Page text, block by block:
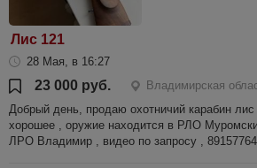
Лис 121
28 Мая, в 16:27
23 000 руб.
Владимирская
Добрый день, продаю охотничий карабин лис
хорошее , оружие находится в РЛО
ЛРО Владимир , видео по запросу ,